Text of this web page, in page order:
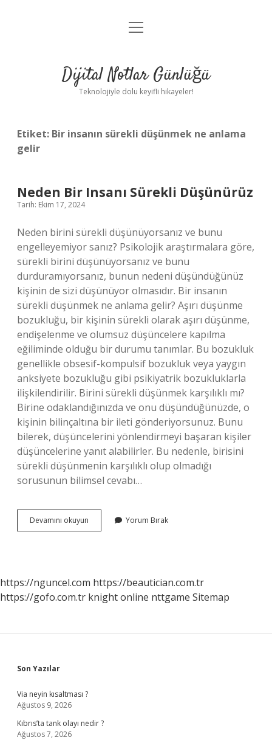
Anasayfa
Yasal Uyarı
menüyü
Dijital Notlar Günlüğü
Teknolojiyle dolu keyifli hikayeler!
Etiket: Bir insanın sürekli düşünmek ne anlama
gelir
Neden Bir Insanı Sürekli Düşünürüz
Tarih: Ekim 17, 2024
Neden birini sürekli düşünüyorsanız ve bunu
engelleyemiyor sanız? Psikolojik araştırmalara göre,
sürekli birini düşünüyorsanız ve bunu
durduramıyorsanız, bunun nedeni düşündüğünüz
kişinin de sizi düşünüyor olmasıdır. Bir insanın
sürekli düşünmek ne anlama gelir? Aşırı düşünme
bozukluğu, bir kişinin sürekli olarak aşırı düşünme,
endişelenme ve olumsuz düşüncelere kapılma
eğiliminde olduğu bir durumu tanımlar. Bu bozukluk
genellikle obsesif-kompulsif bozukluk veya yaygın
anksiyete bozukluğu gibi psikiyatrik bozukluklarla
ilişkilendirilir. Birini sürekli düşünmek karşılıklı mı?
Birine odaklandığınızda ve onu düşündüğünüzde, o
kişinin bilinçaltına bir ileti gönderiyorsunuz. Bunu
bilerek, düşüncelerini yönlendirmeyi başaran kişiler
düşüncelerine yanıt alabilirler. Bu nedenle, birisini
sürekli düşünmenin karşılıklı olup olmadığı
sorusunun bilimsel cevabı…
Devamını okuyun
Bir
Yorum Bırak
https://nguncel.com https://beautician.com.tr
https://gofo.com.tr knight online nttgame Sitemap
Sidebar
Son Yazılar
Via neyin kısaltması ?
Ağustos 9, 2026
Kıbrıs’ta tank olayı nedir ?
Ağustos 7, 2026